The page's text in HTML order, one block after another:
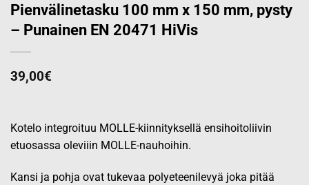
Pienvälinetasku 100 mm x 150 mm, pysty
– Punainen EN 20471 HiVis
39,00€
Kotelo integroituu MOLLE-kiinnityksellä ensihoitoliivin
etuosassa oleviiin MOLLE-nauhoihin.
Kansi ja pohja ovat tukevaa polyeteenilevyä joka pitää